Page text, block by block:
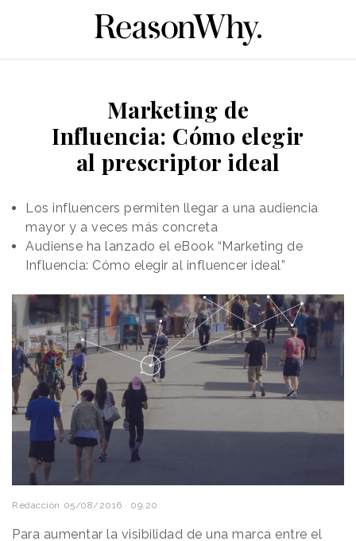
Marketing de
Influencia: Cómo elegir
al prescriptor ideal
Los influencers permiten llegar a una audiencia
mayor y a veces más concreta
Audiense ha lanzado el eBook “Marketing de
Influencia: Cómo elegir al influencer ideal”
Redacción 05/08/2016 · 09:20
Para aumentar la visibilidad de una marca entre el